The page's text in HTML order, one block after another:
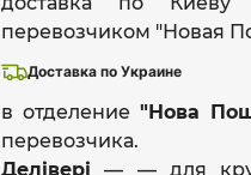
перевозчиком "Новая
Доставка по Украине
в отделение "Нова
перевозчика.
Делівері — — для